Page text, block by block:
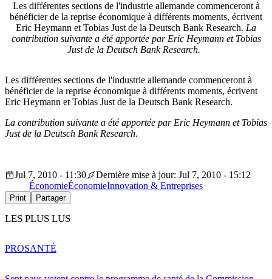
Les différentes sections de l'industrie allemande commenceront à
bénéficier de la reprise économique à différents moments, écrivent
Eric Heymann et Tobias Just de la Deutsch Bank Research. La
contribution suivante a été apportée par Eric Heymann et Tobias
Just de la Deutsch Bank Research.
Les différentes sections de l'industrie allemande commenceront à
bénéficier de la reprise économique à différents moments, écrivent
Eric Heymann et Tobias Just de la Deutsch Bank Research.
La contribution suivante a été apportée par Eric Heymann et Tobias
Just de la Deutsch Bank Research.
Jul 7, 2010 - 11:30
Dernière mise à jour: Jul 7, 2010 - 15:12
ÉconomieÉconomieInnovation & Entreprises
Print Partager
LES PLUS LUS
PROSANTÉ